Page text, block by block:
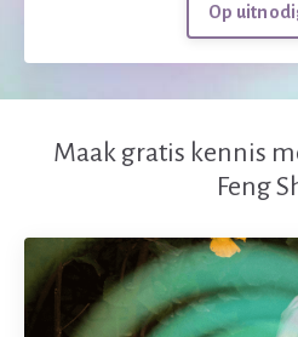
Op
Maak gratis kennis
Feng